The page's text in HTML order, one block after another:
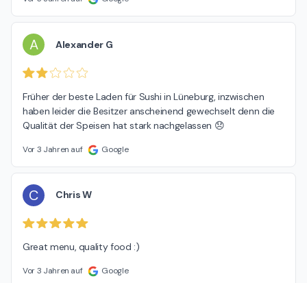
A Alexander G
Früher der beste Laden für Sushi in Lüneburg, inzwischen
haben leider die Besitzer anscheinend gewechselt denn die
Qualität der Speisen hat stark nachgelassen 😞
Vor 3 Jahren auf Google
C Chris W
Great menu, quality food :)
Vor 3 Jahren auf Google